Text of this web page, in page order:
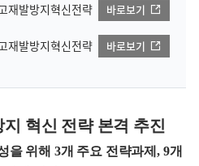
재발방지혁신전략
바로보기
재발방지혁신전략
바로보기
혁신 전략 본격 추진
을 위해 3개 주요 전략과제, 9개